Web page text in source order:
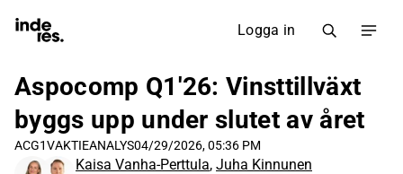
Logga in
Aspocomp Q1'26: Vinsttillväxt
byggs upp under slutet av året
ACG1VAKTIEANALYS04/29/2026, 05:36 PM
Kaisa Vanha-Perttula, Juha Kinnunen